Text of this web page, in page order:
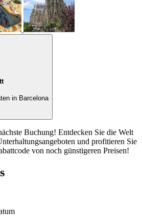
in Barcelona
Buchung! Entdecken Sie die Welt
und profitieren Sie
von noch günstigeren Preisen!